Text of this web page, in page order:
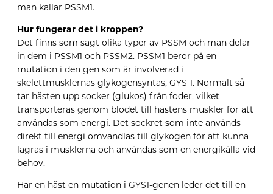
man kallar PSSM1.
Hur fungerar det i kroppen?
Det finns som sagt olika typer av PSSM och man delar
in dem i PSSM1 och PSSM2. PSSM1 beror på en
mutation i den gen som är involverad i
skelettmusklernas glykogensyntas, GYS 1. Normalt så
tar hästen upp socker (glukos) från foder, vilket
transporteras genom blodet till hästens muskler för att
användas som energi. Det sockret som inte används
direkt till energi omvandlas till glykogen för att kunna
lagras i musklerna och användas som en energikälla vid
behov.
Har en häst en mutation i GYS1-genen leder det till en